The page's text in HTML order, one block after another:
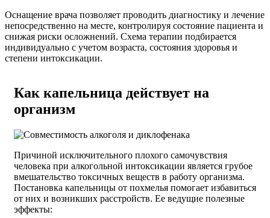
Оснащение врача позволяет проводить диагностику и лечение
непосредственно на месте, контролируя состояние пациента и
снижая риски осложнений. Схема терапии подбирается
индивидуально с учетом возраста, состояния здоровья и
степени интоксикации.
Как капельница действует на
организм
Причиной исключительного плохого самочувствия
человека при алкогольной интоксикации является грубое
вмешательство токсичных веществ в работу организма.
Постановка капельницы от похмелья помогает избавиться
от них и возникших расстройств. Ее ведущие полезные
эффекты: